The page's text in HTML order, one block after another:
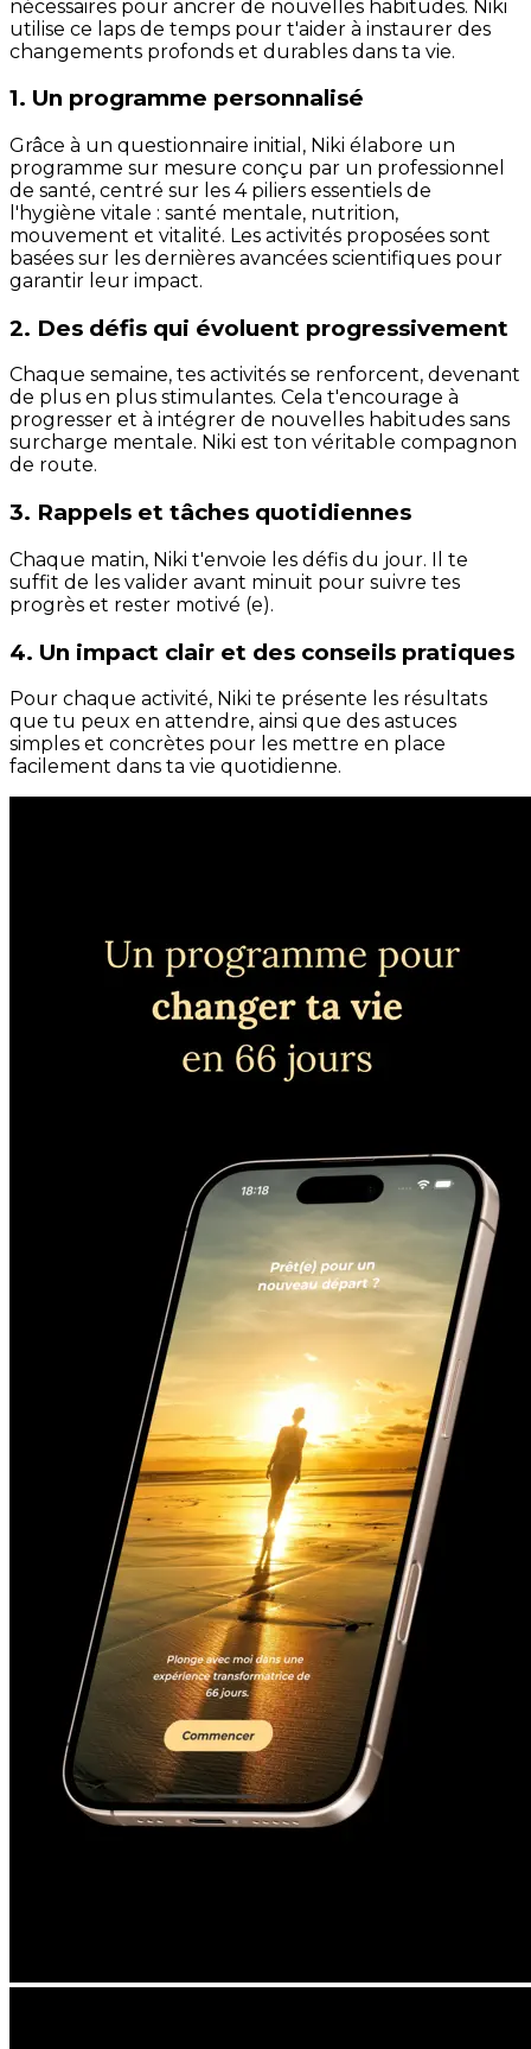
nécessaires pour ancrer de nouvelles habitudes. Niki
utilise ce laps de temps pour t'aider à instaurer des
changements profonds et durables dans ta vie.
1. Un programme personnalisé
Grâce à un questionnaire initial, Niki élabore un
programme sur mesure conçu par un professionnel
de santé, centré sur les 4 piliers essentiels de
l'hygiène vitale : santé mentale, nutrition,
mouvement et vitalité. Les activités proposées sont
basées sur les dernières avancées scientifiques pour
garantir leur impact.
2. Des défis qui évoluent progressivement
Chaque semaine, tes activités se renforcent, devenant
de plus en plus stimulantes. Cela t'encourage à
progresser et à intégrer de nouvelles habitudes sans
surcharge mentale. Niki est ton véritable compagnon
de route.
3. Rappels et tâches quotidiennes
Chaque matin, Niki t'envoie les défis du jour. Il te
suffit de les valider avant minuit pour suivre tes
progrès et rester motivé (e).
4. Un impact clair et des conseils pratiques
Pour chaque activité, Niki te présente les résultats
que tu peux en attendre, ainsi que des astuces
simples et concrètes pour les mettre en place
facilement dans ta vie quotidienne.